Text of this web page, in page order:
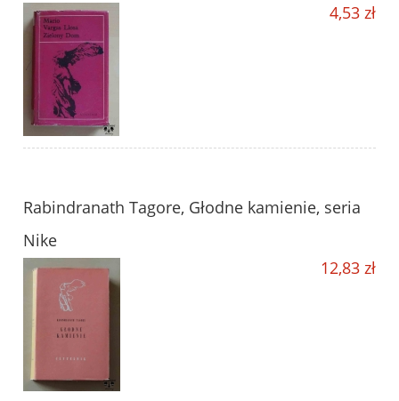
4,53 zł
Rabindranath Tagore, Głodne kamienie, seria
Nike
12,83 zł